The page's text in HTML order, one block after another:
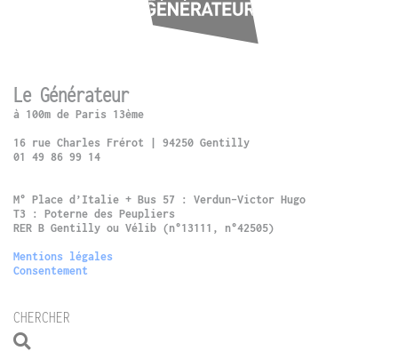
Le Générateur
à 100m de Paris 13ème
16 rue Charles Frérot | 94250 Gentilly
01 49 86 99 14
M° Place d’Italie + Bus 57 : Verdun-Victor Hugo
T3 : Poterne des Peupliers
RER B Gentilly ou Vélib (n°13111, n°42505)
Mentions légales
Consentement
CHERCHER